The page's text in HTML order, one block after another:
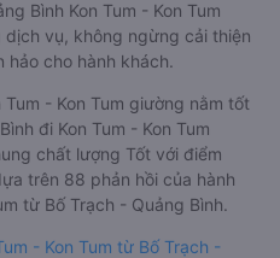
Bình Kon Tum - Kon Tum
vụ, không ngừng cải thiện
hảo cho hành khách.
- Kon Tum giường nằm tốt
đi Kon Tum - Kon Tum
chất lượng Tốt với điểm
trên 88 phản hồi của hành
từ Bố Trạch - Quảng Bình.
- Kon Tum từ Bố Trạch -